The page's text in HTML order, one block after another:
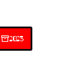
2023